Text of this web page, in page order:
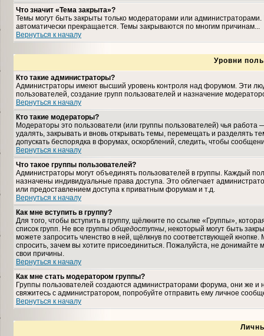
Что значит «Тема закрыта»?
Темы могут быть закрыты только модераторами или
автоматически прекращается. Темы закрываются по многим причинам...
Вернуться к началу
Уровни
Кто такие администраторы?
Администраторы имеют высший уровень контроля над форумом. Эти
пользователей, создание групп пользователей и назначение
Вернуться к началу
Кто такие модераторы?
Модераторы это пользователи (или группы пользователей) чья
удалять, закрывать и вновь открывать темы, перемещать и разделять
допускать беспорядка в форумах, оскорблений, следить, чтобы
Вернуться к началу
Что такое группы пользователей?
Администраторы могут объединять пользователей в группы. Каждый
назначены индивидуальные права доступа. Это облегчает
или предоставлением доступа к приватным форумам и т.д.
Вернуться к началу
Как мне вступить в группу?
Для того, чтобы вступить в группу, щёлкните по ссылке «Группы»,
список групп. Не все группы общедоступны, некоторый могут быть
можете запросить членство в ней, щёлкнув по соответствующей
спросить, зачем вы хотите присоединиться. Пожалуйста, не
свои причины.
Вернуться к началу
Как мне стать модератором группы?
Группы пользователей создаются администраторами форума, они же и
свяжитесь с администратором, попробуйте отправить ему личное
Вернуться к началу